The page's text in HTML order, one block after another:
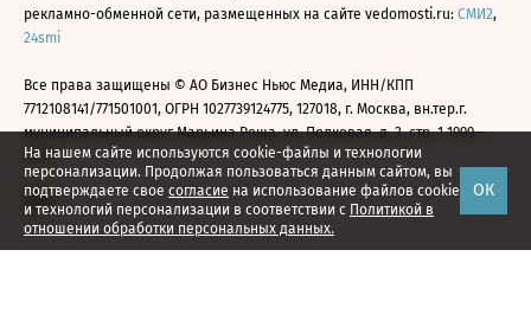
На нашем сайте используются cookie-файлы и технологии
персонализации. Продолжая пользоваться данным сайтом, вы
подтверждаете свое согласие на использование файлов cookie
и технологий персонализации в соответствии с Политикой в
отношении обработки персональных данных.
ОК
рекламно-обменной сети, размещенных на сайте vedomosti.ru: СМИ2,
24smi
Все права защищены © АО Бизнес Ньюс Медиа, ИНН/КПП
7712108141/771501001, ОГРН 1027739124775, 127018, г. Москва, вн.тер.г.
муниципальный округ Марьина Роща, ул. Полковая, д. 3, стр. 1 1999—
2026